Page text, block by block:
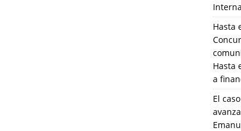
Hasta
Hasta
a
El